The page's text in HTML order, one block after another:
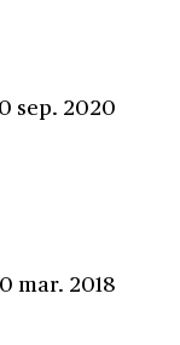
sep. 2020
mar. 2018